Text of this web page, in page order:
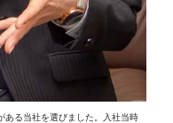
ある当社を選びました。入社当時